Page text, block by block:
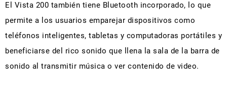
El Vista 200 también tiene Bluetooth incorporado, lo que
permite a los usuarios emparejar dispositivos como
teléfonos inteligentes, tabletas y computadoras portátiles y
beneficiarse del rico sonido que llena la sala de la barra de
sonido al transmitir música o ver contenido de video.